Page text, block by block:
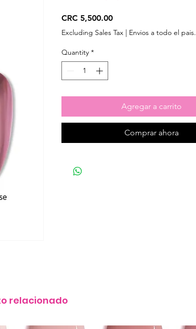
CRC 5,500.00Price
Excluding Sales Tax| Envios a todo el pais.
Quantity *
Agregar a carrito
Comprar ahora
relacionado